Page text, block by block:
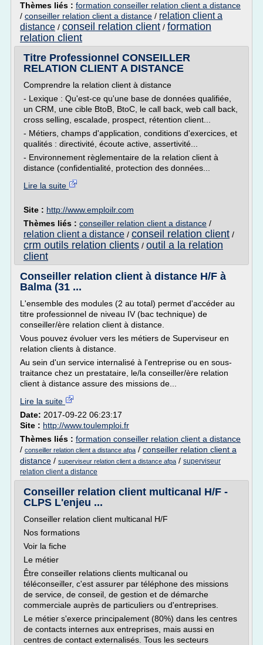
Thèmes liés : formation conseiller relation client a distance
/ conseiller relation client a distance / relation client a
distance / conseil relation client / formation
relation client
Titre Professionnel CONSEILLER
RELATION CLIENT A DISTANCE
Comprendre la relation client à distance
- Lexique : Qu'est-ce qu'une base de données qualifiée,
un CRM, une cible BtoB, BtoC, le call back, web call back,
cross selling, escalade, prospect, rétention client...
- Métiers, champs d'application, conditions d'exercices, et
qualités : directivité, écoute active, assertivité...
- Environnement règlementaire de la relation client à
distance (confidentialité, protection des données...
Lire la suite
Site : http://www.emploilr.com
Thèmes liés : conseiller relation client a distance /
relation client a distance / conseil relation client /
crm outils relation clients / outil a la relation
client
Conseiller relation client à distance H/F à
Balma (31 ...
L'ensemble des modules (2 au total) permet d'accéder au
titre professionnel de niveau IV (bac technique) de
conseiller/ère relation client à distance.
Vous pouvez évoluer vers les métiers de Superviseur en
relation clients à distance.
Au sein d'un service internalisé à l'entreprise ou en sous-
traitance chez un prestataire, le/la conseiller/ère relation
client à distance assure des missions de...
Lire la suite
Date: 2017-09-22 06:23:17
Site : http://www.toulemploi.fr
Thèmes liés : formation conseiller relation client a distance
/ conseiller relation client a distance afpa / conseiller relation client a
distance / superviseur relation client a distance afpa / superviseur
relation client a distance
Conseiller relation client multicanal H/F -
CLPS L'enjeu ...
Conseiller relation client multicanal H/F
Nos formations
Voir la fiche
Le métier
Être conseiller relations clients multicanal ou
téléconseiller, c'est assurer par téléphone des missions
de service, de conseil, de gestion et de démarche
commerciale auprès de particuliers ou d'entreprises.
Le métier s'exerce principalement (80%) dans les centres
de contacts internes aux entreprises, mais aussi en
centres de contact externalisés. Tous les secteurs